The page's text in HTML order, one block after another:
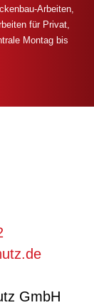
Arbeiten,
für Privat,
Montag bis
GmbH